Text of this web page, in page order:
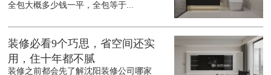
全包大概多少钱一平，全包等于...
装修必看9个巧思，省空间还实
用，住十年都不腻
装修之前都会先了解沈阳装修公司哪家